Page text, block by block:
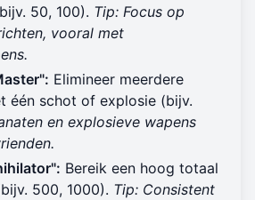
50, 100). Tip: Focus op
vooral met
Elimineer meerdere
één schot of explosie (bijv.
en explosieve wapens
Bereik een hoog totaal
500, 1000). Tip: Consistent